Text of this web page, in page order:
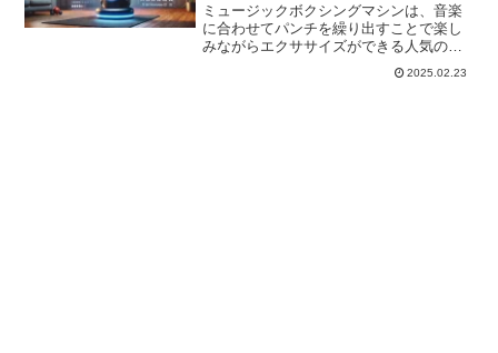
ミュージックボクシングマシンは、音楽
に合わせてパンチを繰り出すことで楽し
みながらエクササイズができる人気のフ
シングマシンの口コミを調べている方の
2025.02.23